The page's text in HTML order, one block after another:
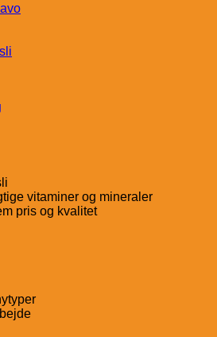
vitaminer og mineraler
pris og kvalitet